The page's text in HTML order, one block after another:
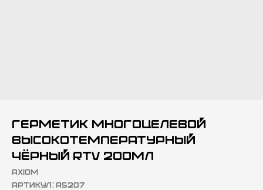
Герметик многоцелевой
высокотемпературный
ЧЁРНЫЙ RTV 200мл
AXIOM
Артикул: AS207